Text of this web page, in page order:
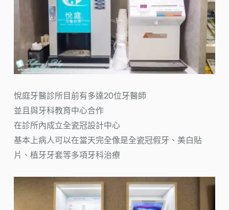
悅庭牙醫診所目前有多達20位牙醫師
並且與牙科教育中心合作
在診所內成立全瓷冠設計中心
基本上病人可以在當天完全像是全瓷冠假牙、美白貼
片、植牙牙套等多項牙科治療